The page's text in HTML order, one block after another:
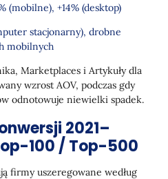
(mobilne), +14% (desktop)
stacjonarny), drobne
mobilnych
Marketplaces i Artykuły dla
wzrost AOV, podczas gdy
odnotowuje niewielki spadek.
2021–
100 / Top-500
firmy uszeregowane według